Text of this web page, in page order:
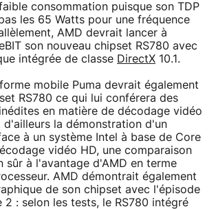
consommation puisque son TDP
les 65 Watts pour une fréquence
AMD devrait lancer à
son nouveau chipset RS780 avec
intégrée de classe DirectX 10.1.
mobile Puma devrait également
RS780 ce qui lui conférera des
en matière de décodage vidéo
d'ailleurs la démonstration d'un
à un système Intel à base de Core
vidéo HD, une comparaison
sûr à l'avantage d'AMD en terme
AMD démontrait également
de son chipset avec l'épisode
: selon les tests, le RS780 intégré